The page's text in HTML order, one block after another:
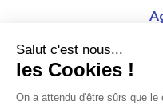
4 Rue de la
10 rue
Salut c'est nous...
les Cookies !
On a attendu d'être sûrs que le